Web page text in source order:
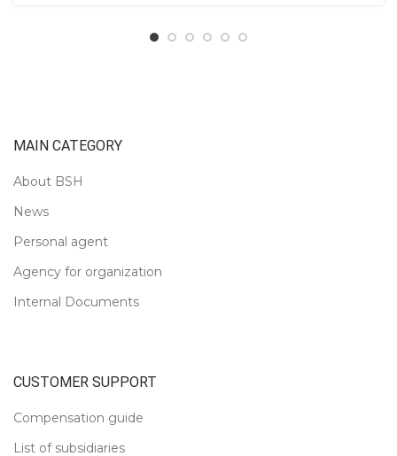
MAIN CATEGORY
About BSH
News
Personal agent
Agency for organization
Internal Documents
CUSTOMER SUPPORT
Compensation guide
List of subsidiaries